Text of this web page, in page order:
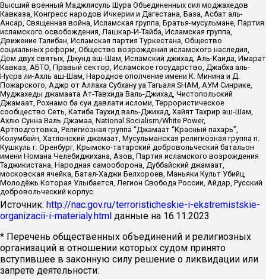
Высший военный Маджлисуль Шура Объединенных сил моджахедов
Кавказа, Конгресс народов Ичкерии и Дагестана, База, Асбат аль-
Ансар, Священная война, Исламская группа, Братья-мусульмане, Партия
исламского освобождения, Лашкар-И-Тайба, Исламская группа,
Движение Талибан, Исламская партия Туркестана, Общество
социальных реформ, Общество возрождения исламского наследия,
Дом двух святых, Джунд аш-Шам, Исламский джихад, Аль-Каида, Имарат
Кавказ, АБТО, Правый сектор, Исламское государство, Джабха аль-
Нусра ли-Ахль аш-Шам, Народное ополчение имени К. Минина и Д.
Пожарского, Аджр от Аллаха Субхану уа Тагьаля SHAM, АУМ Синрике,
Муджахеды джамаата Ат-Тавхида Валь-Джихад, Чистопольский
Джамаат, Рохнамо ба суи давлати исломи, Террористическое
сообщество Сеть, Катиба Таухид валь-Джихад, Хайят Тахрир аш-Шам,
Ахлю Сунна Валь Джамаа, National Socialism/White Power,
Артподготовка, Религиозная группа “Джамаат “Красный пахарь”,
Колумбайн, Хатлонский джамаат, Мусульманская религиозная группа п.
Кушкуль г. Оренбург, Крымско-татарский добровольческий батальон
имени Номана Челебиджихана, Азов, Партия исламского возрождения
Таджикистана, Народная самооборона, Дуббайский джамаат,
московская ячейка, Батал-Хаджи Белхороев, Маньяки Культ Убийц,
Молодёжь Которая Улыбается, Легион Свобода России, Айдар, Русский
добровольческий корпус
Источник: http://nac.gov.ru/terroristicheskie-i-ekstremistskie-
organizacii-i-materialy.html данные на 16.11.2023
* Перечень общественных объединений и религиозных
организаций в отношении которых судом принято
вступившее в законную силу решение о ликвидации или
запрете деятельности: